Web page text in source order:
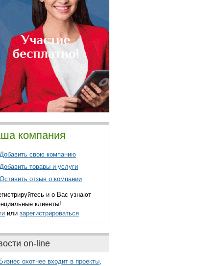
компания
Добавить свою компанию
Добавить товары и услуги
Оставить отзыв о компании
и о Вас узнают
клиенты!
или зарегистрироваться
on-line
Бизнес охотнее входит в проекты,